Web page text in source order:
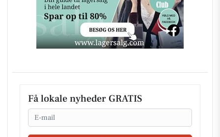
Få lokale nyheder GRATIS
Email